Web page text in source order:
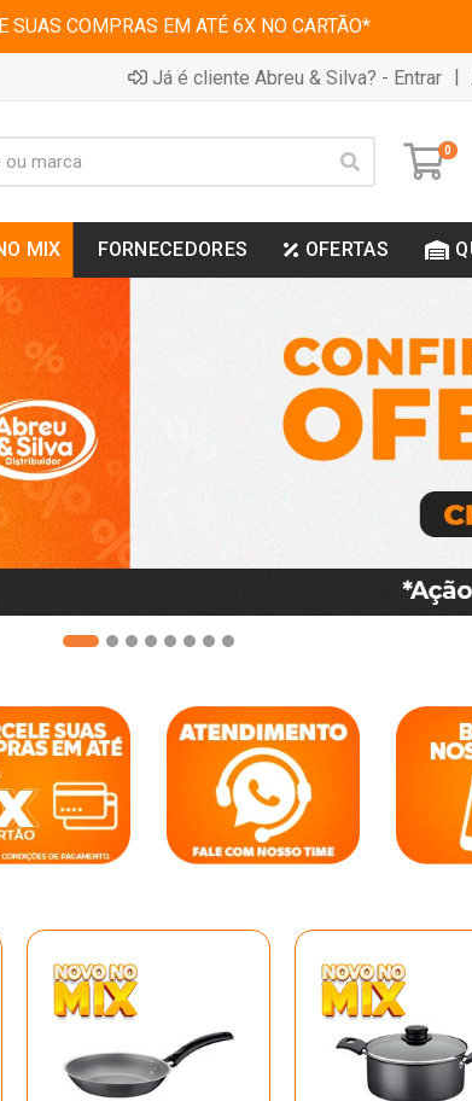
SUAS COMPRAS EM ATÉ 6X NO CARTÃO*
Já é cliente Abreu & Silva? - Entrar |
0
MIX FORNECEDORES OFERTAS